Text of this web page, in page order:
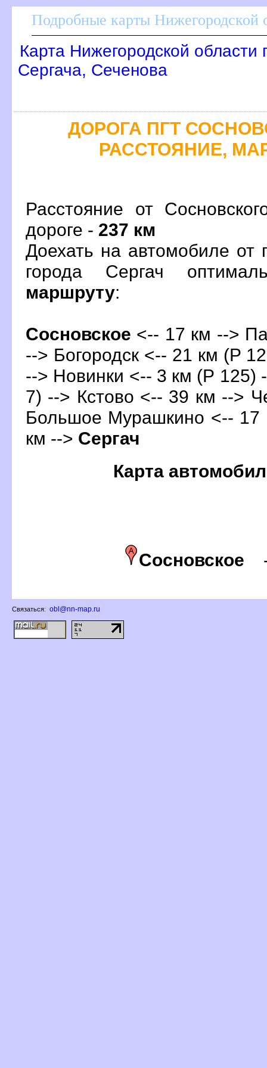
Подробные карты Нижегородской
Карта Нижегородской области
Сергача, Сеченова
ДОРОГА ПГТ
РАССТОЯНИЕ,
Расстояние от
дороге - 237 км
Доехать на автомобиле от
орода Сергач
маршруту:
Сосновское <-- 17 км -->
--> Богородск <-- 21 км (Р
--> Новинки <-- 3 км (Р 125)
7) --> Кстово <-- 39 км -->
Большое Мурашкино <-- 17
км --> Сергач
Карта
Сосновское
Связаться: obl@nn-map.ru